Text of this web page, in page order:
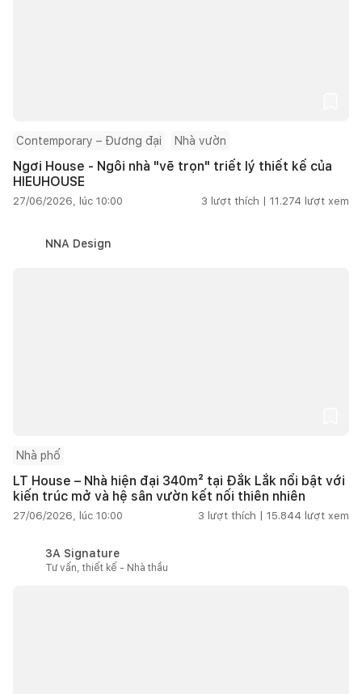
Contemporary – Đương đại Nhà vườn
Ngơi House - Ngôi nhà "vẽ trọn" triết lý thiết kế của
HIEUHOUSE
27/06/2026, lúc 10:00 3 lượt thích | 11.274 lượt xem
NNA Design
Nhà phố
LT House – Nhà hiện đại 340m² tại Đắk Lắk nổi bật với
kiến trúc mở và hệ sân vườn kết nối thiên nhiên
27/06/2026, lúc 10:00 3 lượt thích | 15.844 lượt xem
3A Signature
Tư vấn, thiết kế - Nhà thầu